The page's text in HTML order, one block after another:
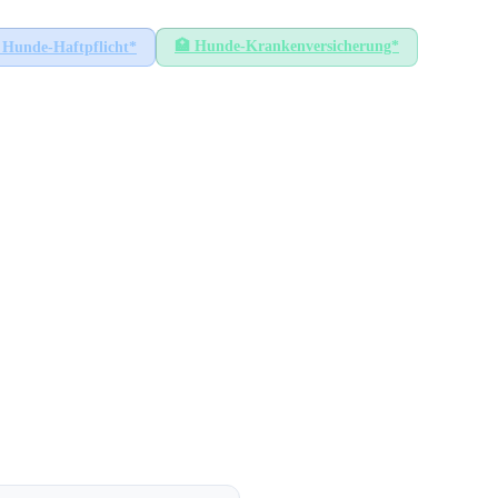
Hunde-Haftpflicht* 🏥 Hunde-Krankenversicherung*